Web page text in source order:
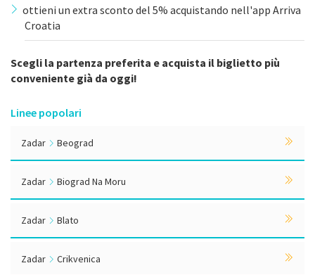
ottieni un extra sconto del 5% acquistando nell'app Arriva
Croatia
Scegli la partenza preferita e acquista il biglietto più
conveniente già da oggi!
Linee popolari
Zadar Beograd
Zadar Biograd Na Moru
Zadar Blato
Zadar Crikvenica